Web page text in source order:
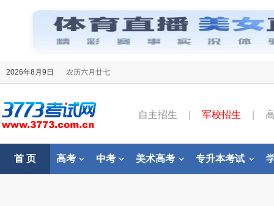
2026年8月9日 农历六月廿七
自主招生 军校招生
首 页 高考 中考 美术高考 专升本考试